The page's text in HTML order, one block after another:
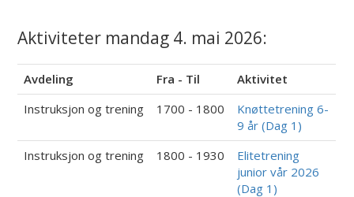
Aktiviteter mandag 4. mai 2026:
Avdeling Fra - Til
Aktivitet
Instruksjon og trening
1700 - 1800
Knøttetrening 6-
9 år (Dag 1)
Instruksjon og trening
1800 - 1930
Elitetrening
junior vår 2026
(Dag 1)